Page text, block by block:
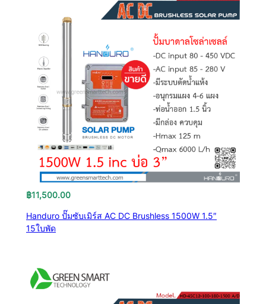
฿11,500.00
Handuro ปั๊มซับเมิร์ส AC DC Brushless 1500W 1.5″
15ใบพัด